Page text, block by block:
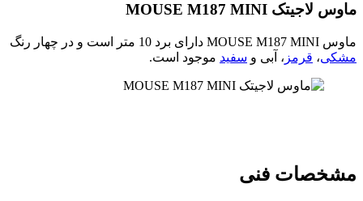
ماوس لاجیتک MOUSE M187 MINI
ماوس MOUSE M187 MINI دارای برد 10 متر است و در چهار رنگ
مشکی، قرمز ، آبی و سفید موجود است.
مشخصات فنی